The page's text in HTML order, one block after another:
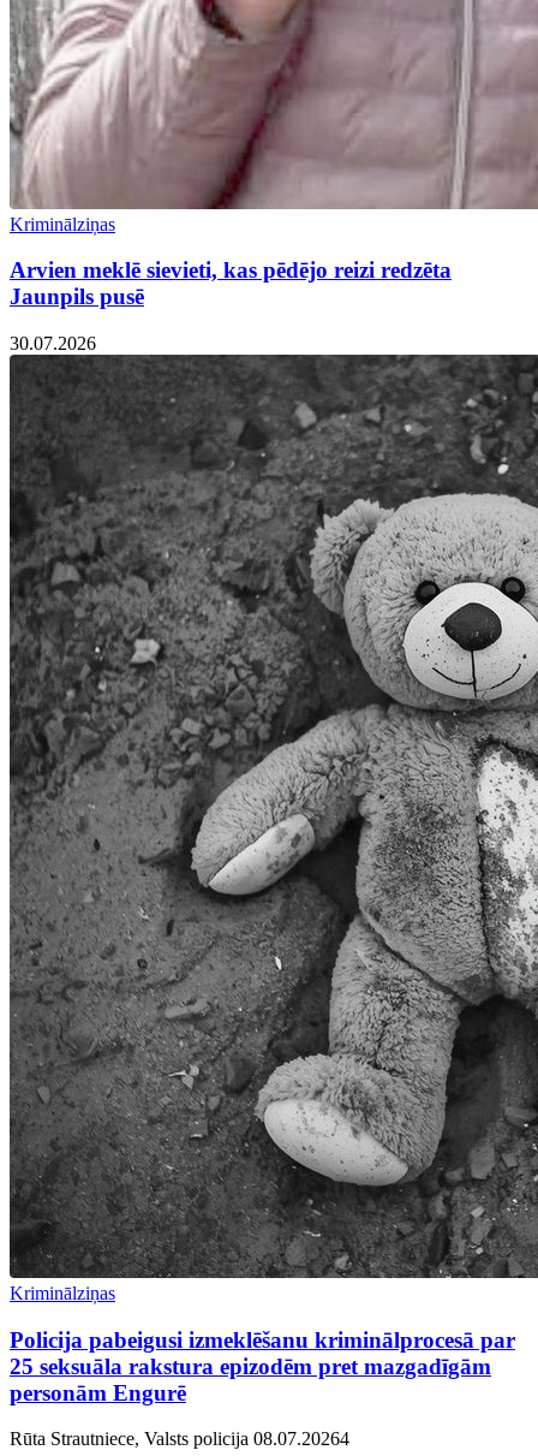
Kriminālziņas
Arvien meklē sievieti, kas pēdējo reizi redzēta
Jaunpils pusē
30.07.2026
Kriminālziņas
Policija pabeigusi izmeklēšanu kriminālprocesā par
25 seksuāla rakstura epizodēm pret mazgadīgām
personām Engurē
Rūta Strautniece, Valsts policija 08.07.20264